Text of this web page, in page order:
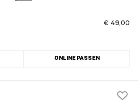
€ 49,00
ONLINE PASSEN